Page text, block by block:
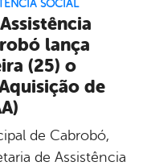
SOCIAL
lança
(25) o
de
de Cabrobó,
de Assistência